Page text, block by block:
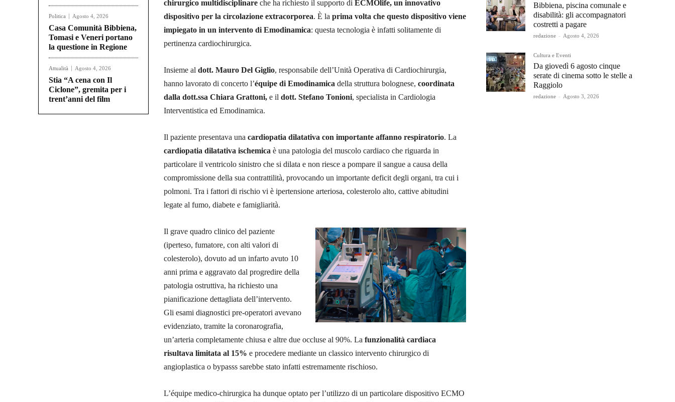
Politica Agosto 4, 2026
Casa Comunità Bibbiena,
Tomasi e Veneri portano
la questione in Regione
Attualità Agosto 4, 2026
Stia “A cena con Il
Ciclone”, gremita per i
trent’anni del film
chirurgico multidisciplinare che ha richiesto il supporto di ECMOlife, un innovativo
dispositivo per la circolazione extracorporea. È la prima volta che questo dispositivo viene
impiegato in un intervento di Emodinamica: questa tecnologia è infatti solitamente di
pertinenza cardiochirurgica.
Insieme al dott. Mauro Del Giglio, responsabile dell’Unità Operativa di Cardiochirurgia,
hanno lavorato di concerto l’équipe di Emodinamica della struttura bolognese, coordinata
dalla dott.ssa Chiara Grattoni, e il dott. Stefano Tonioni, specialista in Cardiologia
Interventistica ed Emodinamica.
Il paziente presentava una cardiopatia dilatativa con importante affanno respiratorio. La
cardiopatia dilatativa ischemica è una patologia del muscolo cardiaco che riguarda in
particolare il ventricolo sinistro che si dilata e non riesce a pompare il sangue a causa della
compromissione della sua contrattilità, provocando un importante deficit degli organi, tra cui i
polmoni. Tra i fattori di rischio vi è ipertensione arteriosa, colesterolo alto, cattive abitudini
legate al fumo, diabete e famigliarità.
Il grave quadro clinico del paziente
(iperteso, fumatore, con alti valori di
colesterolo), dovuto ad un infarto avuto 10
anni prima e aggravato dal progredire della
patologia ostruttiva, ha richiesto una
pianificazione dettagliata dell’intervento.
Gli esami diagnostici pre-operatori avevano
evidenziato, tramite la coronarografia,
un’arteria completamente chiusa e altre due occluse al 90%. La funzionalità cardiaca
risultava limitata al 15% e procedere mediante un classico intervento chirurgico di
angioplastica o bypasss sarebbe stato infatti estremamente rischioso.
L’équipe medico-chirurgica ha dunque optato per l’utilizzo di un particolare dispositivo ECMO
Bibbiena, piscina comunale e
disabilità: gli accompagnatori
costretti a pagare
redazione - Agosto 4, 2026
Cultura e Eventi
Da giovedì 6 agosto cinque
serate di cinema sotto le stelle a
Raggiolo
redazione - Agosto 3, 2026